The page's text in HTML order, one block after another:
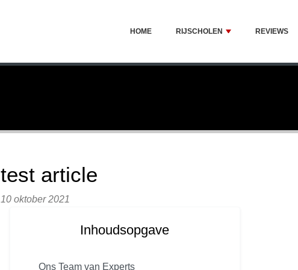
HOME RIJSCHOLEN REVIEWS
test article
10 oktober 2021
Inhoudsopgave
Ons Team van Experts